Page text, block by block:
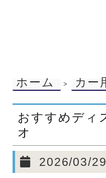
ホーム > カー
おすすめディ
オ
2026/03/29